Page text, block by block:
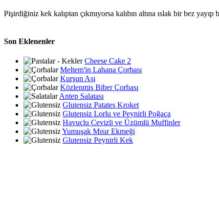
Pişirdiğiniz kek kalıptan çıkmıyorsa kalıbın altına ıslak bir bez yayıp
Son Eklenenler
Cheese Cake 2
Meltem'in Lahana Çorbası
Kurşun Aşı
Közlenmiş Biber Çorbası
Antep Salatası
Glutensiz Patates Kroket
Glutensiz Lorlu ve Peynirli Poğaça
Havuçlu Cevizli ve Üzümlü Muffinler
Yumuşak Mısır Ekmeği
Glutensiz Peynirli Kek